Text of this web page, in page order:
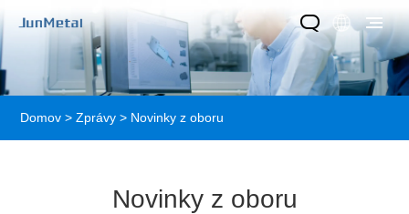
Domov > Zprávy > Novinky z oboru
Novinky z oboru